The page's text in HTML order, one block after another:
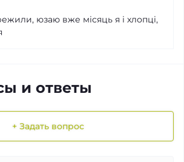
юзаю вже місяць я і хлопці,
и ответы
+ Задать вопрос